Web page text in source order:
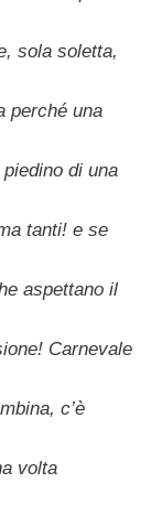
sola soletta,
perché una
di una
tanti! e se
aspettano il
Carnevale
c’è
volta